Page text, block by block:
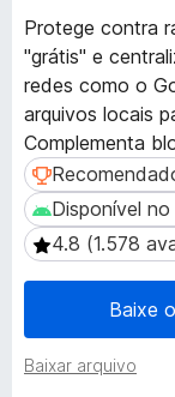
Protege contra
"grátis" e
redes como o
arquivos locais
Complementa
Recomendado
Disponível no
Disponível
4.8 (1.578
4.8 (1.578
Baixe
Baixar arquivo
d
o
s
d
a
e
x
t
e
n
s
o